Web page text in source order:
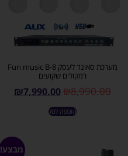
מערכת סאונד לעסק Fun music B-8
רמקולים שקועים
₪8,990.00
₪7,990.00
הוספה לסל
מבצע!